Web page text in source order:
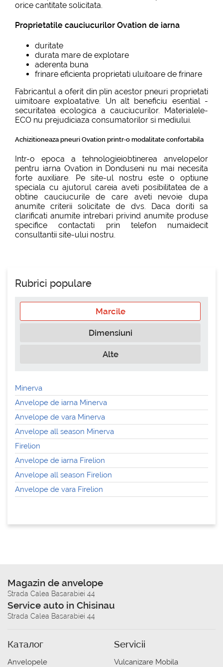
orice cantitate solicitata.
Proprietatile cauciucurilor Ovation de iarna
duritate
durata mare de explotare
aderenta buna
frinare eficienta proprietati uluitoare de frinare
Fabricantul a oferit din plin acestor pneuri proprietati
uimitoare exploatative. Un alt beneficiu esential -
securitatea ecologica a cauciucurilor. Materialele-
ECO nu prejudiciaza consumatorilor si mediului.
Achizitioneaza pneuri Ovation printr-o modalitate confortabila
Intr-o epoca a tehnologieiobtinerea anvelopelor
pentru iarna Ovation in Donduseni nu mai necesita
forte auxiliare. Pe site-ul nostru este o optiune
speciala cu ajutorul careia aveti posibilitatea de a
obtine cauciucurile de care aveti nevoie dupa
anumite criterii solicitate de dvs. Daca doriti sa
clarificati anumite intrebari privind anumite produse
specifice contactati prin telefon numaidecit
consultantii site-ului nostru.
Rubrici populare
Marcile
Dimensiuni
Alte
Minerva
Anvelope de iarna Minerva
Anvelope de vara Minerva
Anvelope all season Minerva
Firelion
Anvelope de iarna Firelion
Anvelope all season Firelion
Anvelope de vara Firelion
Magazin de anvelope
Strada Calea Basarabiei 44
Service auto in Chisinau
Strada Calea Basarabiei 44
Каталог
Anvelopele
Servicii
Vulcanizare Mobila